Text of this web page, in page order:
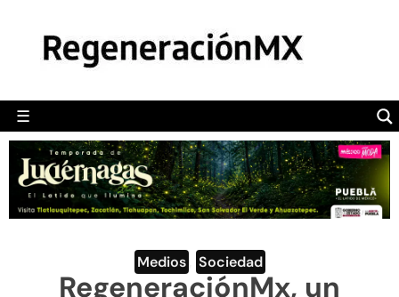
☰
POLÍTICA
CAMALEÓN
OPINIÓN
DEPORTES
ENGLISH SECTION
VIDEOS
Medios Sociedad
RegeneraciónMx, un